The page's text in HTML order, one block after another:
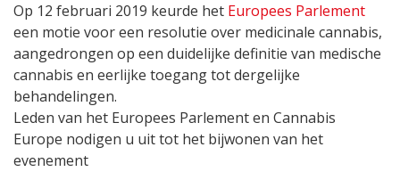
Op 12 februari 2019 keurde het Europees Parlement
een motie voor een resolutie over medicinale cannabis,
aangedrongen op een duidelijke definitie van medische
cannabis en eerlijke toegang tot dergelijke
behandelingen.
Leden van het Europees Parlement en Cannabis
Europe nodigen u uit tot het bijwonen van het
evenement